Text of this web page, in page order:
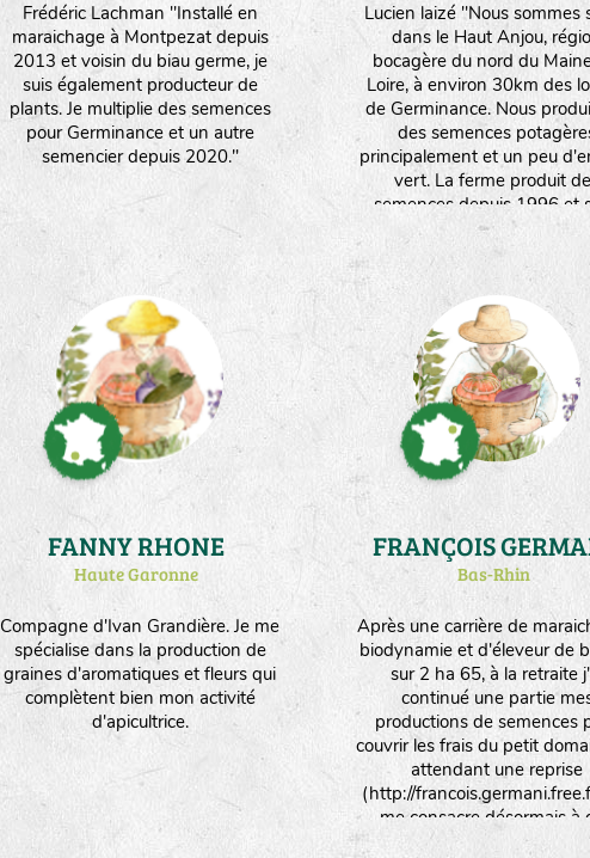
Frédéric Lachman "Installé en
maraichage à Montpezat depuis
2013 et voisin du biau germe, je
suis également producteur de
plants. Je multiplie des semences
pour Germinance et un autre
semencier depuis 2020."
Lucien laizé "Nous sommes
dans le Haut Anjou,
bocagère du nord du
Loire, à environ 30km des
de Germinance. Nous
des semences
principalement et un peu
vert. La ferme produit
semences depuis 1996 et
convertie à l'agriculture
depuis mon arrivée en
Aujourd'hui, l'ensemble de
l'exploitation (20ha) est
en agriculture biologique
vivre 4 personnes,
avec la multiplication de
(6ha - environ 30 variétés/
différentes)."
Compagne d'Ivan Grandière. Je me
spécialise dans la production de
graines d'aromatiques et fleurs qui
complètent bien mon activité
d'apicultrice.
FANNY RHONE
Haute Garonne
Après une carrière de
biodynamie et d'éleveur de
sur 2 ha 65, à la retraite
continué une partie
productions de semences
couvrir les frais du petit
attendant une reprise
(http://
me consacre désormais à
activités de traduction et
FRANÇOIS
Bas-Rhin